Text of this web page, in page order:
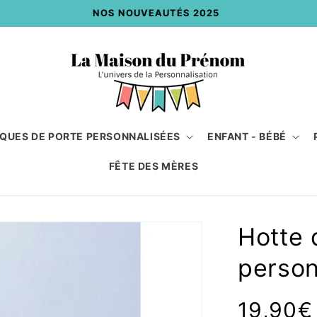
NOS NOUVEAUTÉS 2025
DE PORTE PERSONNALISÉES ENFANT - BÉBÉ
FÊTE DES MÈRES
Hotte
Prix
19,90€